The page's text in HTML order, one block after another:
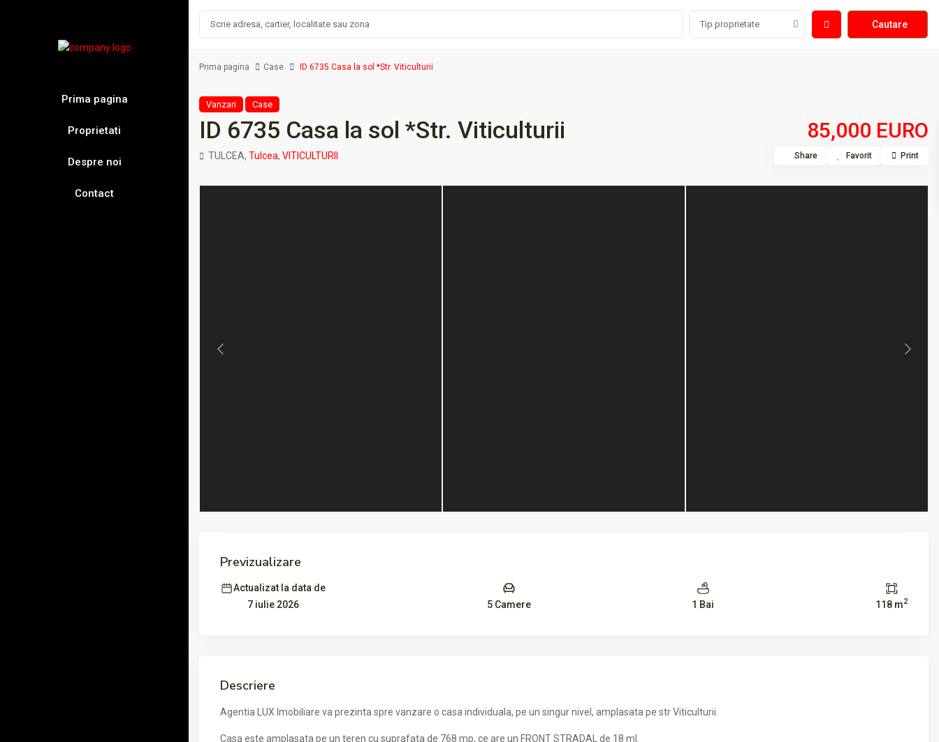
Prima pagina
Proprietati
Despre noi
Contact
Tip proprietate
Prima pagina Case ID 6735 Casa la sol *Str. Viticulturii
Vanzari Case
ID 6735 Casa la sol *Str. Viticulturii 85,000 EURO
TULCEA, Tulcea, VITICULTURII Share Favorit Print
Previous Next
Previzualizare
Actualizat la data de
7 iulie 2026
5 Camere 1 Bai 118 m2
Descriere
Agentia LUX Imobiliare va prezinta spre vanzare o casa individuala, pe un singur nivel, amplasata pe str Viticulturii.
Casa este amplasata pe un teren cu suprafata de 768 mp, ce are un FRONT STRADAL de 18 ml.